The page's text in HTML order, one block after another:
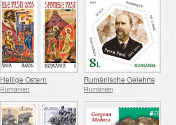
Heilige Ostern
Rumänien
Rumänische Gelehrte
Rumänien